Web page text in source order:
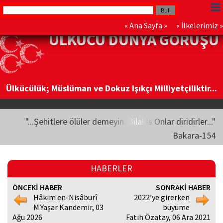
« Ana Sayfa » « İlkelerimiz »
ÜLKÜCÜ DÜNYA GÖRÜŞÜ
Ülkücülük; Müslüman ve Dokuz Işıkçı Milliyetçiliktir...
"...Şehitlere ölüler demeyin. Bilakis Onlar diridirler..."
Bakara-154
HABERLER
ÖNCEKİ HABER
Hâkim en-Nisâburî
M.Yaşar Kandemir, 03
Ağu 2026
SONRAKİ HABER
2022’ye girerken
büyüme
Fatih Özatay, 06 Ara 2021